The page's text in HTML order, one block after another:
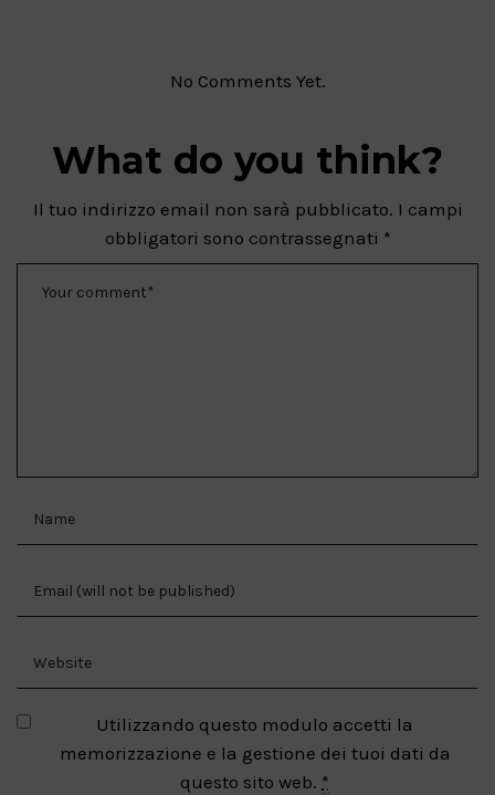
No Comments Yet.
What do you think?
Il tuo indirizzo email non sarà pubblicato. I campi
obbligatori sono contrassegnati *
Utilizzando questo modulo accetti la
memorizzazione e la gestione dei tuoi dati da
questo sito web. *